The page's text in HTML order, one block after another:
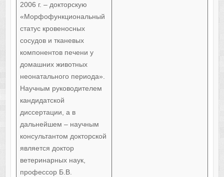
2006 г. – докторскую
«Морфофункциональный
статус кровеносных
сосудов и тканевых
компонентов печени у
домашних животных
неонатального периода».
Научным руководителем
кандидатской
диссертации, а в
дальнейшем – научным
консультантом докторской
является доктор
ветеринарных наук,
профессор Б.В.